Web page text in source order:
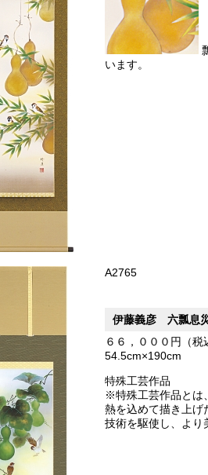
います。
A2765
伊藤義彦 六瓢息
６６，０００円（税
54.5cm×190cm
特殊工芸作品
※特殊工芸作品とは
熱を込めて描き上げ
技術を駆使し、より